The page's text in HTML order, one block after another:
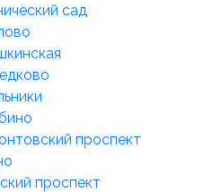
сад
проспект
проспект